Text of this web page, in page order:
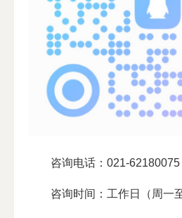
咨询电话：021-
咨询时间：工作日（周一